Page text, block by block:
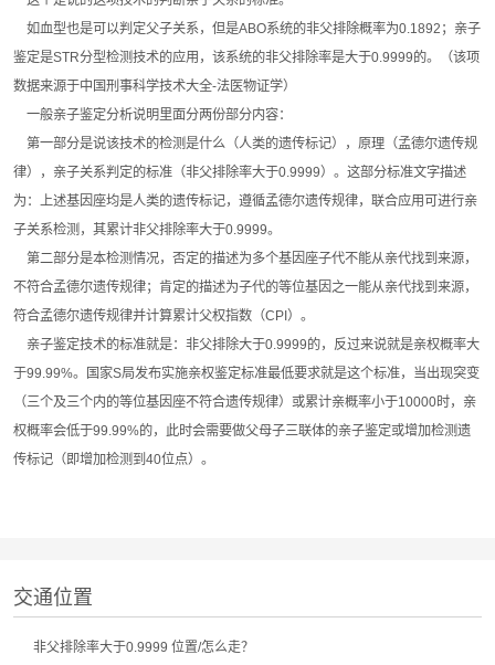
如血型也是可以判定父子关系，但是ABO系统的非父排除概率为0.1892；亲子
鉴定是STR分型检测技术的应用，该系统的非父排除率是大于0.9999的。（该项
数据来源于中国刑事科学技术大全-法医物证学）
一般亲子鉴定分析说明里面分两份部分内容：
第一部分是说该技术的检测是什么（人类的遗传标记），原理（孟德尔遗传规
律），亲子关系判定的标准（非父排除率大于0.9999）。这部分标准文字描述
为：上述基因座均是人类的遗传标记，遵循孟德尔遗传规律，联合应用可进行亲
子关系检测，其累计非父排除率大于0.9999。
第二部分是本检测情况，否定的描述为多个基因座子代不能从亲代找到来源，
不符合孟德尔遗传规律；肯定的描述为子代的等位基因之一能从亲代找到来源，
符合孟德尔遗传规律并计算累计父权指数（CPI）。
亲子鉴定技术的标准就是：非父排除大于0.9999的，反过来说就是亲权概率大
于99.99%。国家S局发布实施亲权鉴定标准最低要求就是这个标准，当出现突变
（三个及三个内的等位基因座不符合遗传规律）或累计亲概率小于10000时，亲
权概率会低于99.99%的，此时会需要做父母子三联体的亲子鉴定或增加检测遗
传标记（即增加检测到40位点）。
交通位置
非父排除率大于0.9999 位置/怎么走？